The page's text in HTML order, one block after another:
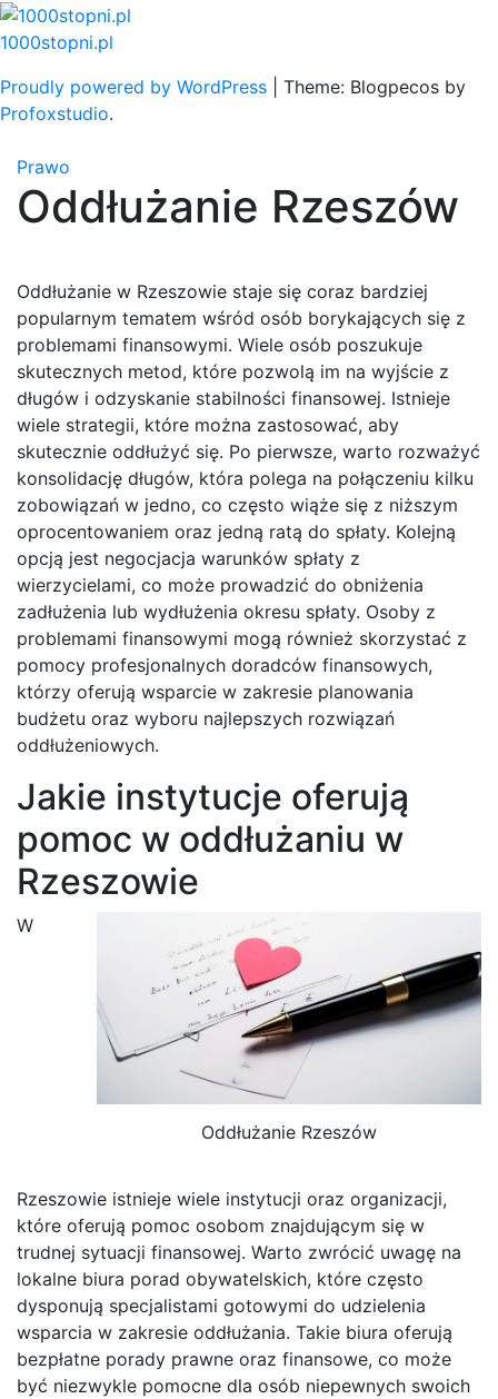
Skip
to
1000stopni.pl
Proudly powered by WordPress
Theme: Blogpecos by
Profoxstudio.
Prawo
Oddłużanie Rzeszów
Oddłużanie w Rzeszowie staje się coraz bardziej
popularnym tematem wśród osób borykających się z
problemami finansowymi. Wiele osób poszukuje
skutecznych metod, które pozwolą im na wyjście z
długów i odzyskanie stabilności finansowej. Istnieje
wiele strategii, które można zastosować, aby
skutecznie oddłużyć się. Po pierwsze, warto rozważyć
konsolidację długów, która polega na połączeniu kilku
zobowiązań w jedno, co często wiąże się z niższym
oprocentowaniem oraz jedną ratą do spłaty. Kolejną
opcją jest negocjacja warunków spłaty z
wierzycielami, co może prowadzić do obniżenia
zadłużenia lub wydłużenia okresu spłaty. Osoby z
problemami finansowymi mogą również skorzystać z
pomocy profesjonalnych doradców finansowych,
którzy oferują wsparcie w zakresie planowania
budżetu oraz wyboru najlepszych rozwiązań
oddłużeniowych.
Jakie instytucje oferują
pomoc w oddłużaniu w
Rzeszowie
Oddłużanie Rzeszów
W
Rzeszowie istnieje wiele instytucji oraz organizacji,
które oferują pomoc osobom znajdującym się w
trudnej sytuacji finansowej. Warto zwrócić uwagę na
lokalne biura porad obywatelskich, które często
dysponują specjalistami gotowymi do udzielenia
wsparcia w zakresie oddłużania. Takie biura oferują
bezpłatne porady prawne oraz finansowe, co może
być niezwykle pomocne dla osób niepewnych swoich